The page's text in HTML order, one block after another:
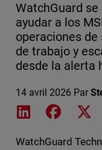
WatchGuard
ayudar a los
operaciones
de trabajo y
desde la alerta
14 avril 2026 Par
Share onShare
WatchGuard